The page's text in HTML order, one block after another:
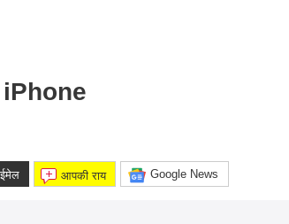
iPhone
ईमेल आपकी राय Google News